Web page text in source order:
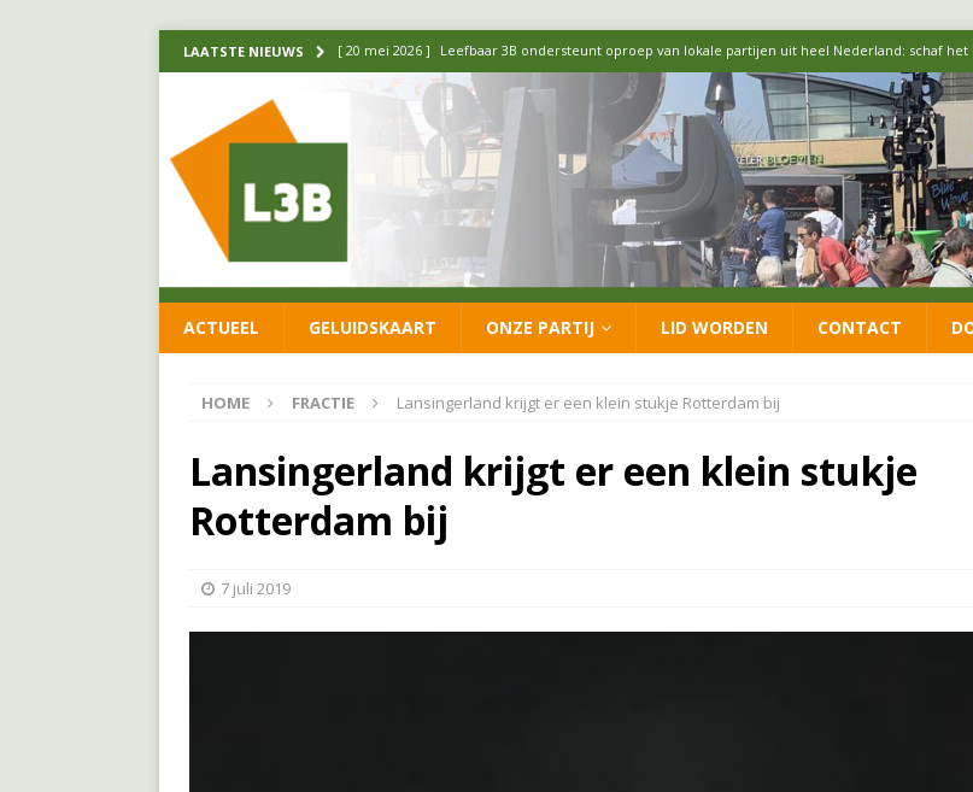
LAATSTE NIEUWS [ 14 mei 2026 ] Update over de formatie: vacature voor onafhankelijke wethouder Sociaal Domein
[ 1 april 2026 ] Ontwikkelingen flexwoningen Oekraïners én Lansingerlanders FRACTIE
[ 26 juni 2026 ] Leefbaar 3B en CDA presenteren coalitieakkoord: ‘Groeien met behoud van
Leefbaar 3B kritisch op LOO2: belangen eigen inwoners moeten goed geborgd
[ 20 mei 2026 ] Leefbaar 3B ondersteunt oproep van lokale partijen uit heel Nederland: schaf het
ACTUEEL GELUIDSKAART ONZE PARTIJ LID WORDEN CONTACT
HOME FRACTIE Lansingerland krijgt er een klein stukje Rotterdam bij
Lansingerland krijgt er een klein stukje
Rotterdam bij
7 juli 2019